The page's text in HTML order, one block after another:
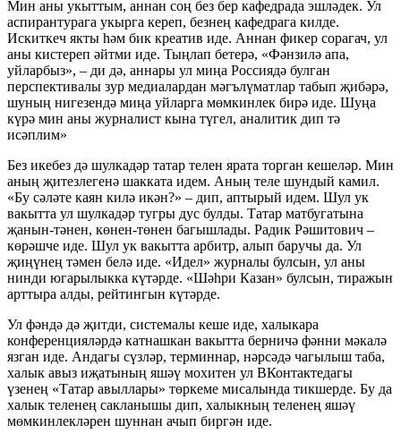
Мин аны укыттым, аннан соң без бер кафедрада эшләдек. Ул
аспирантурага укырга кереп, безнең кафедрага килде.
Искиткеч якты һәм бик креатив иде. Аннан фикер сорагач, ул
аны кистереп әйтми иде. Тыңлап бетерә, «Фәнзилә апа,
уйларбыз», – ди дә, аннары ул миңа Россиядә булган
перспективалы зур медиалардан мәгълүматлар табып җибәрә,
шуның нигезендә миңа уйларга мөмкинлек бирә иде. Шуңа
күрә мин аны журналист кына түгел, аналитик дип тә
исәплим»
Без икебез дә шулкадәр татар телен ярата торган кешеләр. Мин
аның җитезлегенә шакката идем. Аның теле шундый камил.
«Бу сәләте каян килә икән?» – дип, аптырый идем. Шул ук
вакытта ул шулкадәр тугры дус булды. Татар матбугатына
җанын-тәнен, көнен-төнен багышлады. Радик Рәшитович –
көрәшче иде. Шул ук вакытта арбитр, алып баручы да. Ул
җиңүнең тәмен белә иде. «Идел» журналы булсын, ул аны
нинди югарылыкка күтәрде. «Шәһри Казан» булсын, тиражын
арттыра алды, рейтингын күтәрде.
Ул фәндә дә җитди, системалы кеше иде, халыкара
конференцияләрдә катнашкан вакытта берничә фәнни мәкалә
язган иде. Андагы сүзләр, терминнар, нәрсәдә чагылыш таба,
халык авыз иҗатының яшәү мохитен ул ВКонтактедагы
үзенең «Татар авыллары» төркеме мисалында тикшерде. Бу да
халык теленең сакланышы дип, халыкның теленең яшәү
мөмкинлекләрен шуннан ачып биргән иде.